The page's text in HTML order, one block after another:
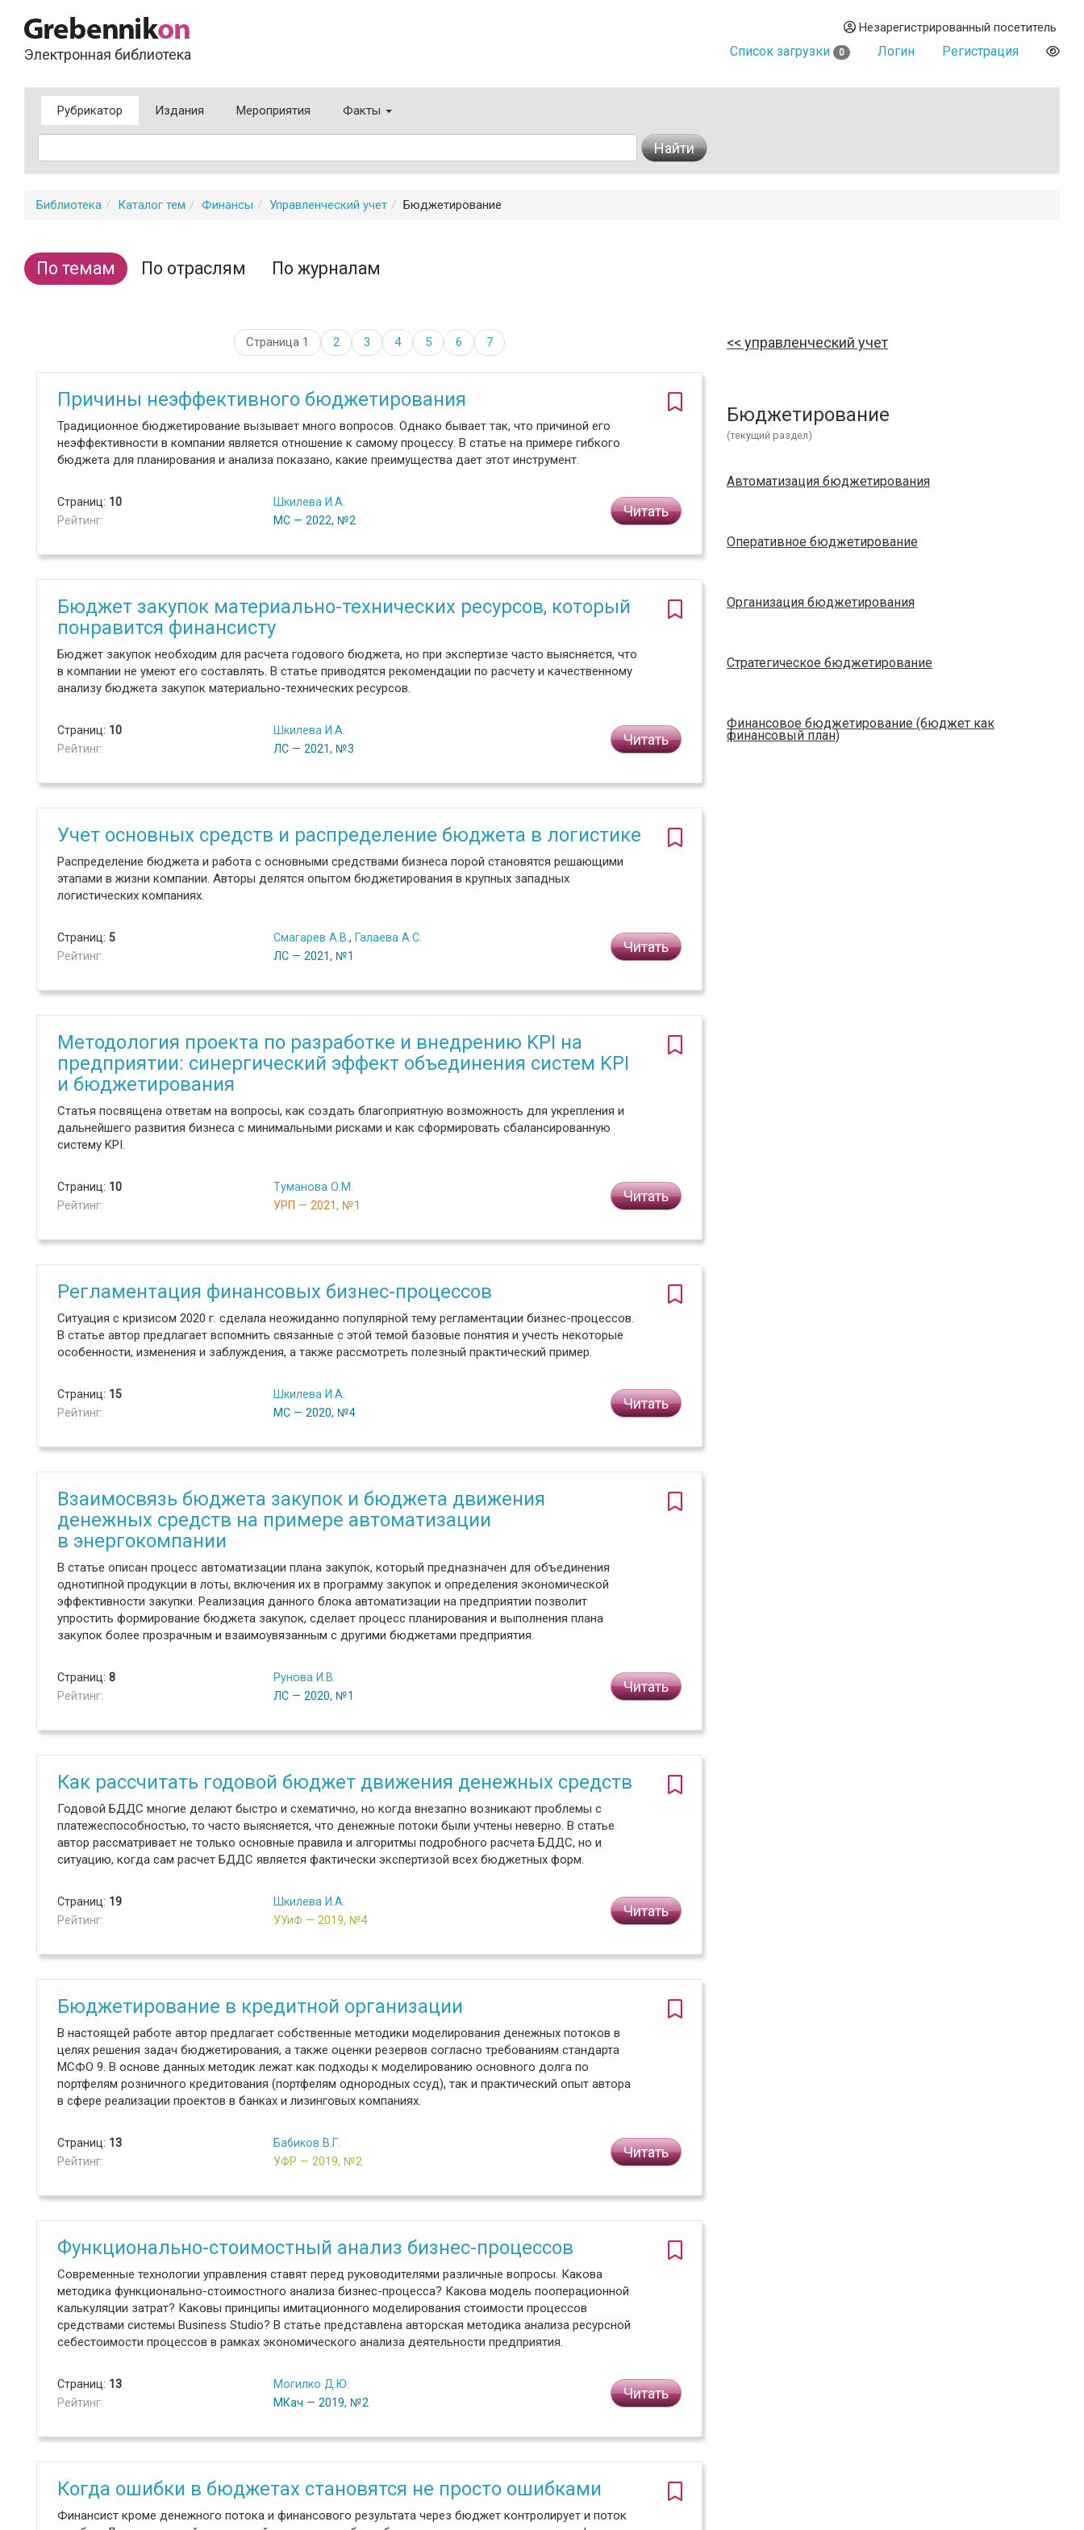
Электронная библиотека
Незарегистрированный посетитель
Список загрузки 0 Логин Регистрация
Рубрикатор Издания Мероприятия Факты
Найти
Библиотека Каталог тем Финансы Управленческий учет Бюджетирование
По темам По отраслям По журналам
Страница 1 2 3 4 5 6 7
Причины неэффективного бюджетирования
Традиционное бюджетирование вызывает много вопросов. Однако бывает так, что причиной его
неэффективности в компании является отношение к самому процессу. В статье на примере гибкого
бюджета для планирования и анализа показано, какие преимущества дает этот инструмент.
Страниц: 10
Рейтинг:
Шкилева И.А.
МС — 2022, №2
Читать
Бюджет закупок материально-технических ресурсов, который
понравится финансисту
Бюджет закупок необходим для расчета годового бюджета, но при экспертизе часто выясняется, что
в компании не умеют его составлять. В статье приводятся рекомендации по расчету и качественному
анализу бюджета закупок материально-технических ресурсов.
Страниц: 10
Рейтинг:
Шкилева И.А.
ЛС — 2021, №3
Читать
Учет основных средств и распределение бюджета в логистике
Распределение бюджета и работа с основными средствами бизнеса порой становятся решающими
этапами в жизни компании. Авторы делятся опытом бюджетирования в крупных западных
логистических компаниях.
Страниц: 5
Рейтинг:
Смагарев А.В. , Галаева А.С.
ЛС — 2021, №1
Читать
Методология проекта по разработке и внедрению KPI на
предприятии: синергический эффект объединения систем KPI
и бюджетирования
Статья посвящена ответам на вопросы, как создать благоприятную возможность для укрепления и
дальнейшего развития бизнеса с минимальными рисками и как сформировать сбалансированную
систему KPI.
Страниц: 10
Рейтинг:
Туманова О.М.
УРП — 2021, №1
Читать
Регламентация финансовых бизнес-процессов
Ситуация с кризисом 2020 г. сделала неожиданно популярной тему регламентации бизнес-процессов.
В статье автор предлагает вспомнить связанные с этой темой базовые понятия и учесть некоторые
особенности, изменения и заблуждения, а также рассмотреть полезный практический пример.
Страниц: 15
Рейтинг:
Шкилева И.А.
МС — 2020, №4
Читать
Взаимосвязь бюджета закупок и бюджета движения
денежных средств на примере автоматизации
в энергокомпании
В статье описан процесс автоматизации плана закупок, который предназначен для объединения
однотипной продукции в лоты, включения их в программу закупок и определения экономической
эффективности закупки. Реализация данного блока автоматизации на предприятии позволит
упростить формирование бюджета закупок, сделает процесс планирования и выполнения плана
закупок более прозрачным и взаимоувязанным с другими бюджетами предприятия.
Страниц: 8
Рейтинг:
Рунова И.В.
ЛС — 2020, №1
Читать
Как рассчитать годовой бюджет движения денежных средств
Годовой БДДС многие делают быстро и схематично, но когда внезапно возникают проблемы с
платежеспособностью, то часто выясняется, что денежные потоки были учтены неверно. В статье
автор рассматривает не только основные правила и алгоритмы подробного расчета БДДС, но и
ситуацию, когда сам расчет БДДС является фактически экспертизой всех бюджетных форм.
Страниц: 19
Рейтинг:
Шкилева И.А.
УУиФ — 2019, №4
Читать
Бюджетирование в кредитной организации
В настоящей работе автор предлагает собственные методики моделирования денежных потоков в
целях решения задач бюджетирования, а также оценки резервов согласно требованиям стандарта
МСФО 9. В основе данных методик лежат как подходы к моделированию основного долга по
портфелям розничного кредитования (портфелям однородных ссуд), так и практический опыт автора
в сфере реализации проектов в банках и лизинговых компаниях.
Страниц: 13
Рейтинг:
Бабиков В.Г.
УФР — 2019, №2
Читать
Функционально-стоимостный анализ бизнес-процессов
Современные технологии управления ставят перед руководителями различные вопросы. Какова
методика функционально-стоимостного анализа бизнес-процесса? Какова модель пооперационной
калькуляции затрат? Каковы принципы имитационного моделирования стоимости процессов
средствами системы Business Studio? В статье представлена авторская методика анализа ресурсной
себестоимости процессов в рамках экономического анализа деятельности предприятия.
Страниц: 13
Рейтинг:
Могилко Д.Ю.
МКач — 2019, №2
Читать
Когда ошибки в бюджетах становятся не просто ошибками
Финансист кроме денежного потока и финансового результата через бюджет контролирует и поток
управленческий учет
Бюджетирование
(текущий раздел)
Автоматизация бюджетирования
Оперативное бюджетирование
Организация бюджетирования
Стратегическое бюджетирование
Финансовое бюджетирование (бюджет как
финансовый план)